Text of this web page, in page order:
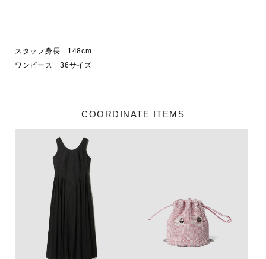
スタッフ身長　148cm
ワンピース　36サイズ
COORDINATE ITEMS